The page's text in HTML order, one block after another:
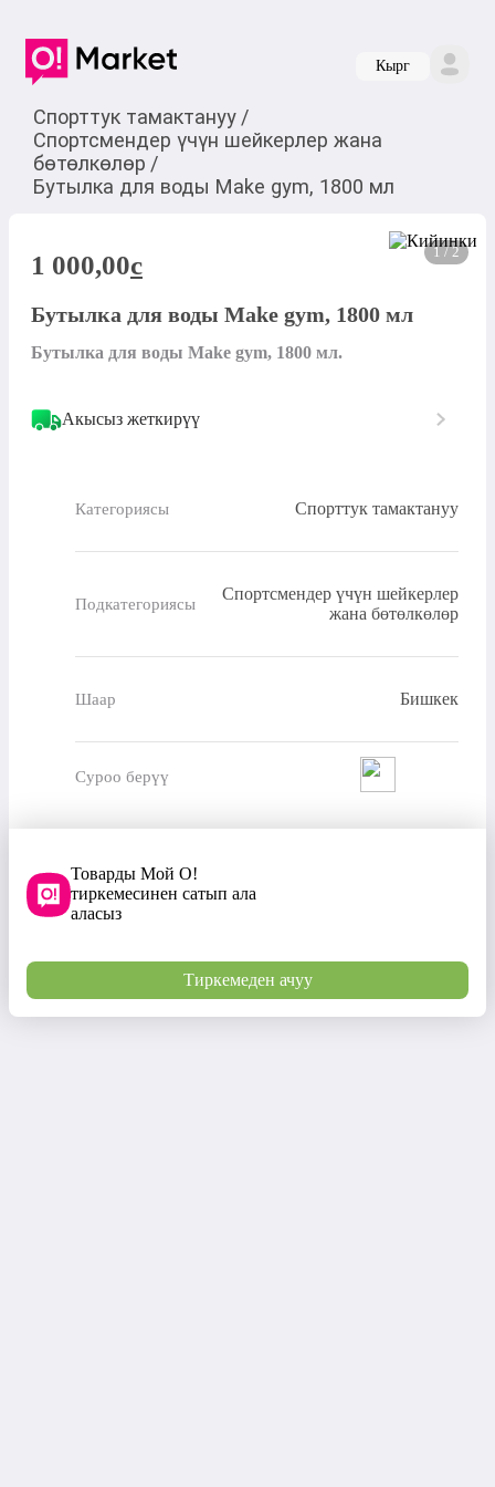
Кырг
Спорттук тамактануу /
Спортсмендер үчүн шейкерлер жана
бөтөлкөлөр /
Бутылка для воды Make gym, 1800 мл
1 / 2
1 000,00c
Бутылка для воды Make gym, 1800 мл
Бутылка для воды Make gym, 1800 мл.
Акысыз жеткирүү
Категориясы Спорттук тамактануу
Подкатегориясы
Спортсмендер үчүн шейкерлер
жана бөтөлкөлөр
Шаар Бишкек
Суроо берүү
Товарды Мой О!
тиркемесинен сатып ала
аласыз
Тиркемеден ачуу